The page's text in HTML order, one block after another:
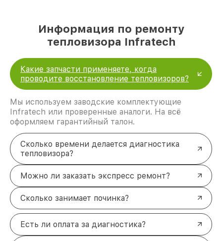
Информация по ремонту
тепловизора Infratech
Какие запчасти применяете, когда
проводите восстановление тепловизоров?
Мы используем заводские комплектующие
Infratech или проверенные аналоги. На всё
оформляем гарантийный талон.
Сколько времени делается диагностика
тепловизора?
Можно ли заказать экспресс ремонт?
Сколько занимает починка?
Есть ли оплата за диагностика?